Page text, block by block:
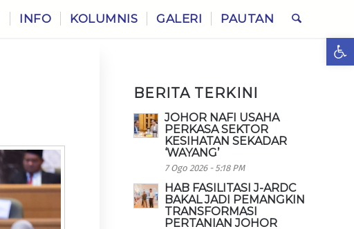
INFO KOLUMNIS GALERI PAUTAN
BERITA TERKINI
JOHOR NAFI USAHA
PERKASA SEKTOR
KESIHATAN SEKADAR
‘WAYANG’
7 Ogo 2026 - 5:18 PM
HAB FASILITASI J-ARDC
BAKAL JADI PEMANGKIN
TRANSFORMASI
PERTANIAN JOHOR